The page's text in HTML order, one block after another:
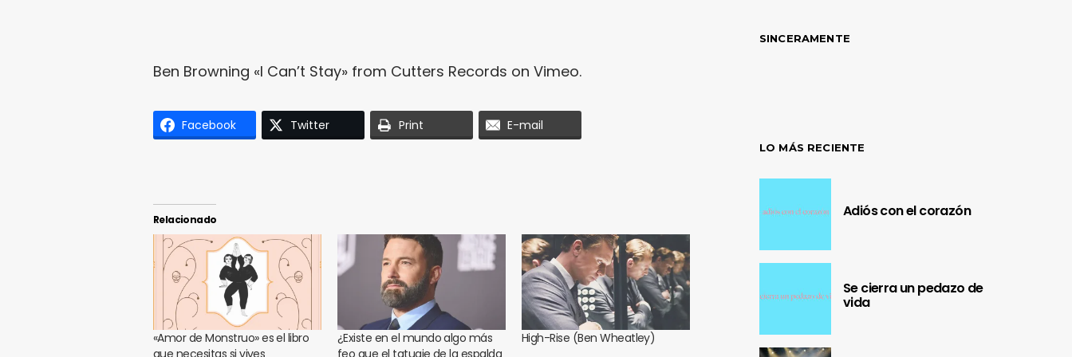
Ben Browning «I Can’t Stay» from Cutters Records on Vimeo.
Facebook Twitter Print E-mail
Relacionado
«Amor de Monstruo» es el libro
¿Existe en el mundo algo más
High-Rise (Ben Wheatley)
SINCERAMENTE
LO MÁS RECIENTE
Adiós con el corazón
Se cierra un pedazo de
vida